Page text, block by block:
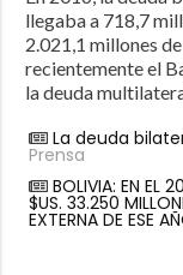
llegaba a 718,7
2.021,1 millones
recientemente el
la deuda
La deuda
Prensa
BOLIVIA: EN EL
$US. 33.250
EXTERNA DE ESE